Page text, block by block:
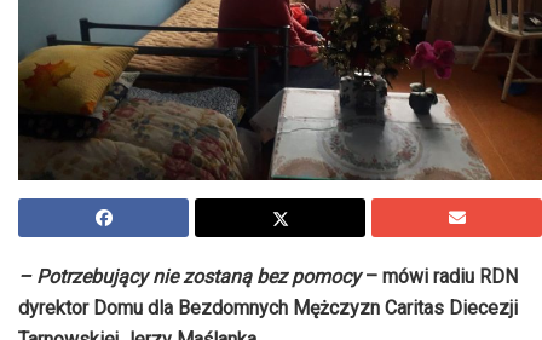
– Potrzebujący nie zostaną bez pomocy– mówi radiu RDN
dyrektor Domu dla Bezdomnych Mężczyzn Caritas Diecezji